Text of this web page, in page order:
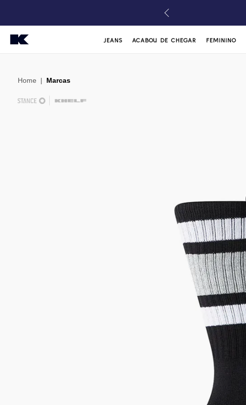
JEANS ACABOU DE CHEGAR FEMININO
Home | Marcas